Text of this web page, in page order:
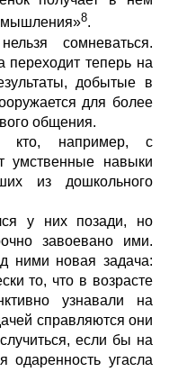
мышления»8.
сомневаться.
переходит теперь на
добытые в
для более
общения.
кто, например, с
умственные навыки
из дошкольного
у них позади, но
завоевано ими.
ними новая задача:
то, что в возрасте
узнавали на
справляются они
если бы на
одаренность угасла